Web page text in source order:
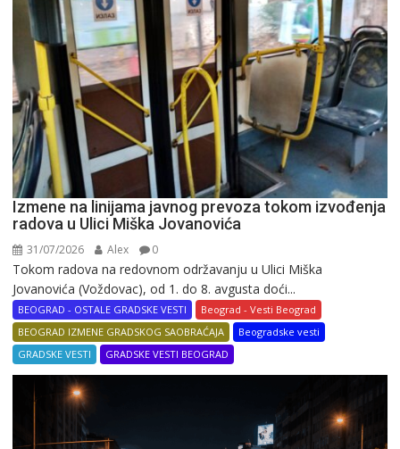
Izmene na linijama javnog prevoza tokom izvođenja
radova u Ulici Miška Jovanovića
31/07/2026 Alex 0
Tokom radova na redovnom održavanju u Ulici Miška
Jovanovića (Voždovac), od 1. do 8. avgusta doći...
BEOGRAD - OSTALE GRADSKE VESTI
Beograd - Vesti Beograd
BEOGRAD IZMENE GRADSKOG SAOBRAĆAJA
Beogradske vesti
GRADSKE VESTI
GRADSKE VESTI BEOGRAD